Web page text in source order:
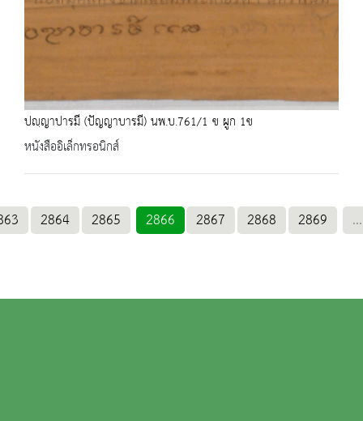
ปญฺญาปารมี (ปัญญาบารมี) นพ.บ.761/1 ข ผูก 1ข
หนังสืออิเล็กทรอนิกส์
2864 2865 2866 2867 2868 2869 ...